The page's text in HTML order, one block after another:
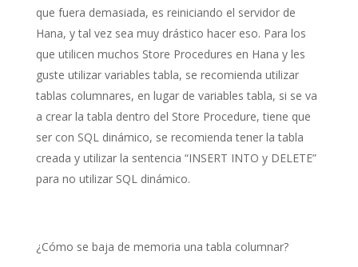
que fuera demasiada, es reiniciando el servidor de
Hana, y tal vez sea muy drástico hacer eso. Para los
que utilicen muchos Store Procedures en Hana y les
guste utilizar variables tabla, se recomienda utilizar
tablas columnares, en lugar de variables tabla, si se va
a crear la tabla dentro del Store Procedure, tiene que
ser con SQL dinámico, se recomienda tener la tabla
creada y utilizar la sentencia “INSERT INTO y DELETE”
para no utilizar SQL dinámico.
¿Cómo se baja de memoria una tabla columnar?